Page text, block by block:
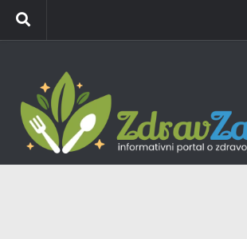
Skip to content